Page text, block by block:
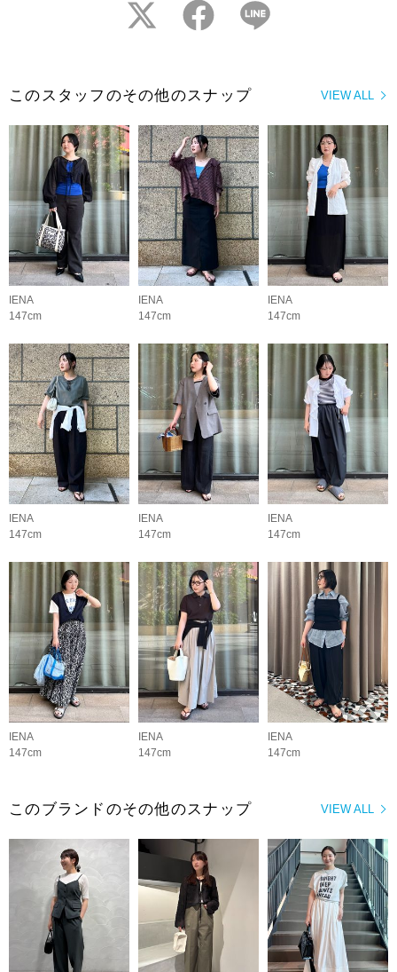
twitter facebook
VIEW ALL
このスタッフのその他のスナップ
IENA
147cm
IENA
147cm
IENA
147cm
IENA
147cm
IENA
147cm
IENA
147cm
IENA
147cm
IENA
147cm
IENA
147cm
VIEW ALL
このブランドのその他のスナップ